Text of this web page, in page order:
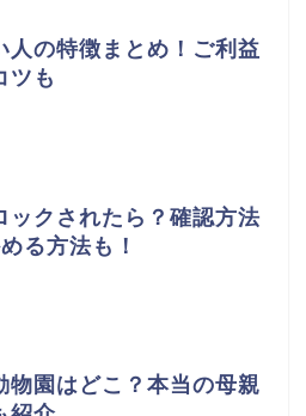
人の特徴まとめ！ご利益
ツも
ックされたら？確認方法
る方法も！
物園はどこ？本当の母親